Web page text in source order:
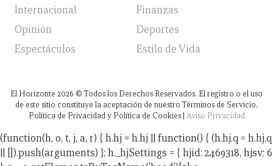
Internacional
Finanzas
Opinión
Deportes
Espectáculos
Estilo de Vida
El Horizonte 2026 © Todos los Derechos Reservados. El registro o el uso
de este sitio constituye la aceptación de nuestro Términos de Servicio,
Política de Privacidad y Política de Cookies | Aviso Privacidad
(function(h, o, t, j, a, r) { h.hj = h.hj || function() { (h.hj.q = h.hj.q
|| []).push(arguments) }; h._hjSettings = { hjid: 2469318, hjsv: 6